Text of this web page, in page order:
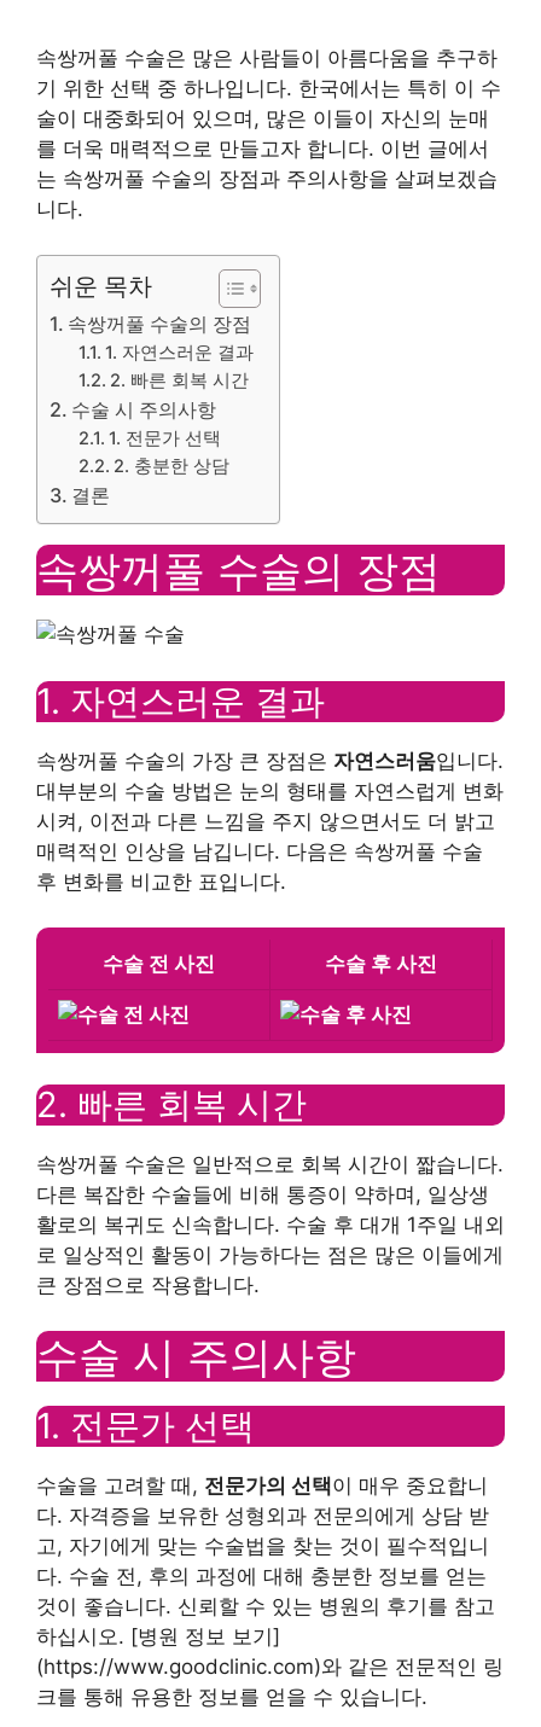
속쌍꺼풀 수술은 많은 사람들이 아름다움을 추구하
기 위한 선택 중 하나입니다. 한국에서는 특히 이 수
술이 대중화되어 있으며, 많은 이들이 자신의 눈매
를 더욱 매력적으로 만들고자 합니다. 이번 글에서
는 속쌍꺼풀 수술의 장점과 주의사항을 살펴보겠습
니다.
쉬운 목차
속쌍꺼풀 수술의 장점
1. 자연스러운 결과
2. 빠른 회복 시간
수술 시 주의사항
1. 전문가 선택
2. 충분한 상담
결론
속쌍꺼풀 수술의 장점
1. 자연스러운 결과
속쌍꺼풀 수술의 가장 큰 장점은 자연스러움입니다.
대부분의 수술 방법은 눈의 형태를 자연스럽게 변화
시켜, 이전과 다른 느낌을 주지 않으면서도 더 밝고
매력적인 인상을 남깁니다. 다음은 속쌍꺼풀 수술
후 변화를 비교한 표입니다.
수술 전 사진 수술 후 사진
2. 빠른 회복 시간
속쌍꺼풀 수술은 일반적으로 회복 시간이 짧습니다.
다른 복잡한 수술들에 비해 통증이 약하며, 일상생
활로의 복귀도 신속합니다. 수술 후 대개 1주일 내외
로 일상적인 활동이 가능하다는 점은 많은 이들에게
큰 장점으로 작용합니다.
수술 시 주의사항
1. 전문가 선택
수술을 고려할 때, 전문가의 선택이 매우 중요합니
다. 자격증을 보유한 성형외과 전문의에게 상담 받
고, 자기에게 맞는 수술법을 찾는 것이 필수적입니
다. 수술 전, 후의 과정에 대해 충분한 정보를 얻는
것이 좋습니다. 신뢰할 수 있는 병원의 후기를 참고
하십시오. [병원 정보 보기]
(https://www.goodclinic.com)와 같은 전문적인 링
크를 통해 유용한 정보를 얻을 수 있습니다.